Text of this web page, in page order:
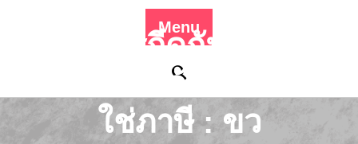
Menu
การกีดกันทา
งการค้าที่ไม่
ใช่ภาษี : ขว